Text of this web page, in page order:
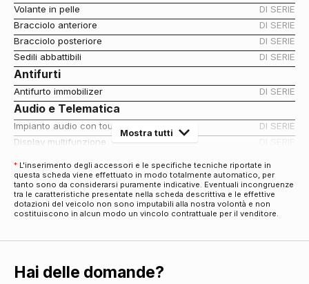
Volante in pelle
DI SERIE
Bracciolo anteriore
DI SERIE
Bracciolo posteriore
DI SERIE
Sedili abbattibili
DI SERIE
Antifurti
Antifurto immobilizer DI SERIE
Audio e Telematica
Impianto audio con touchscreen
DI SERIE
Display multifunzione
Cerchi
Cerchi in lega da 18 DI SERIE
Connettività
Connessione ios - android DI SERIE
Barre sul tetto
Mostra tutti
* L'inserimento degli accessori e le specifiche tecniche riportate in
questa scheda viene effettuato in modo totalmente automatico, per
tanto sono da considerarsi puramente indicative. Eventuali incongruenze
tra le caratteristiche presentate nella scheda descrittiva e le effettive
dotazioni del veicolo non sono imputabili alla nostra volontà e non
costituiscono in alcun modo un vincolo contrattuale per il venditore.
Hai delle domande?